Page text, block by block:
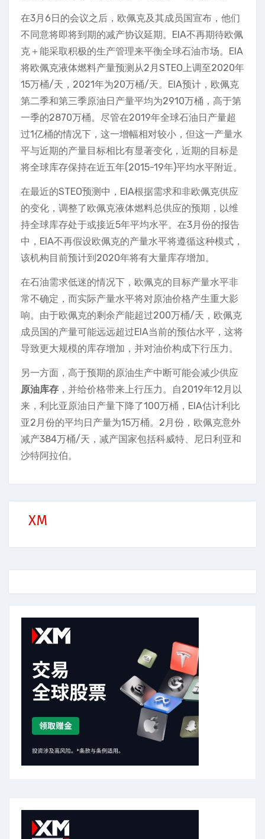
在3月6日的会议之后，欧佩克及其成员国宣布，他们
不同意将即将到期的减产协议延期。EIA不再期待欧佩
克＋能采取积极的生产管理来平衡全球石油市场。EIA
将欧佩克液体燃料产量预测从2月STEO上调至2020年
15万桶/天，2021年为20万桶/天。EIA预计，欧佩克
第二季和第三季原油日产量平均为2910万桶，高于第
一季的2870万桶。尽管在2019年全球石油日产量超
过1亿桶的情况下，这一增幅相对较小，但这一产量水
平与近期的产量目标相比有显著变化，近期的目标是
将全球库存保持在近五年(2015-19年)平均水平附近。
在最近的STEO预测中，EIA根据需求和非欧佩克供应
的变化，调整了欧佩克液体燃料总供应的预期，以维
持全球库存处于或接近5年平均水平。在3月份的报告
中，EIA不再假设欧佩克的产量水平将遵循这种模式，
该机构目前预计到2020年将有大量库存增加。
在石油需求低迷的情况下，欧佩克的目标产量水平非
常不确定，而实际产量水平将对原油价格产生重大影
响。由于欧佩克的剩余产能超过200万桶/天，欧佩克
成员国的产量可能远远超过EIA当前的预估水平，这将
导致更大规模的库存增加，并对油价构成下行压力。
另一方面，高于预期的原油生产中断可能会减少供应
原油库存 ，并给价格带来上行压力。自2019年12月以
来，利比亚原油日产量下降了100万桶，EIA估计利比
亚2月份的平均日产量为15万桶。2月份，欧佩克意外
减产384万桶/天，减产国家包括科威特、尼日利亚和
沙特阿拉伯。
XM